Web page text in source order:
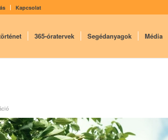
Kapcsolat
365-óratervek Segédanyagok Média